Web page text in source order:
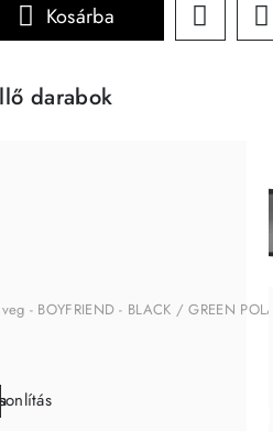
Kosárba
darabok
- BOYFRIEND - BLACK / GREEN